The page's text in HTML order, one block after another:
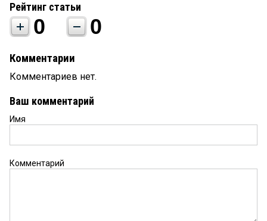
Рейтинг статьи
0 0
Комментарии
Комментариев нет.
Ваш комментарий
Имя
Комментарий